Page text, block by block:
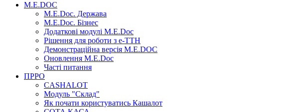
M.E.DOC
M.E.Doc. Держава
M.E.Doc. Бізнес
Додаткові модулі M.E.Doc
Рішення для роботи з е-ТТН
Демонстраційна версія M.E.DOC
Оновлення M.E.Doc
Часті питання
ПРРО
CASHALOT
Модуль "Склад"
Як почати користуватись Кашалот